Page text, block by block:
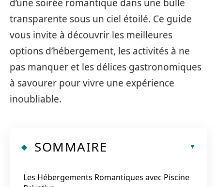
d’une soirée romantique dans une bulle
transparente sous un ciel étoilé. Ce guide
vous invite à découvrir les meilleures
options d’hébergement, les activités à ne
pas manquer et les délices gastronomiques
à savourer pour vivre une expérience
inoubliable.
SOMMAIRE
Les Hébergements Romantiques avec Piscine